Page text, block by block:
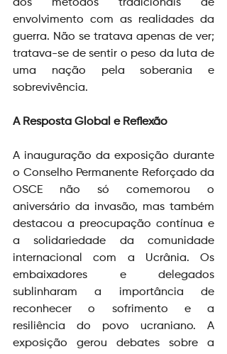
dos métodos tradicionais de
envolvimento com as realidades da
guerra. Não se tratava apenas de ver;
tratava-se de sentir o peso da luta de
uma nação pela soberania e
sobrevivência.
A Resposta Global e Reflexão
A inauguração da exposição durante
o Conselho Permanente Reforçado da
OSCE não só comemorou o
aniversário da invasão, mas também
destacou a preocupação contínua e
a solidariedade da comunidade
internacional com a Ucrânia. Os
embaixadores e delegados
sublinharam a importância de
reconhecer o sofrimento e a
resiliência do povo ucraniano. A
exposição gerou debates sobre a